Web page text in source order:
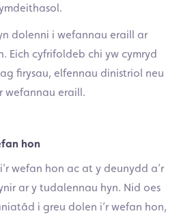
dolenni i wefannau eraill ar
Eich cyfrifoldeb chi yw cymryd
firysau, elfennau dinistriol neu
wefannau eraill.
hon
wefan hon ac at y deunydd a’r
ar y tudalennau hyn. Nid oes
i greu dolen i’r wefan hon,